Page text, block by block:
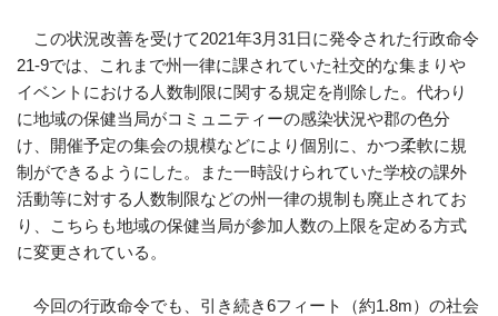
この状況改善を受けて2021年3月31日に発令された行政命令
21-9では、これまで州一律に課されていた社交的な集まりや
イベントにおける人数制限に関する規定を削除した。代わり
に地域の保健当局がコミュニティーの感染状況や郡の色分
け、開催予定の集会の規模などにより個別に、かつ柔軟に規
制ができるようにした。また一時設けられていた学校の課外
活動等に対する人数制限などの州一律の規制も廃止されてお
り、こちらも地域の保健当局が参加人数の上限を定める方式
に変更されている。
今回の行政命令でも、引き続き6フィート（約1.8m）の社会